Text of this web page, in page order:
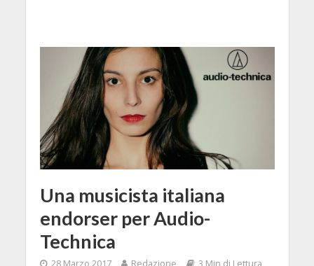
Una musicista italiana
endorser per Audio-
Technica